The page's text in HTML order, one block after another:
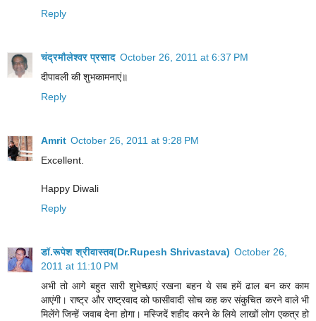
Reply
चंद्रमौलेश्वर प्रसाद October 26, 2011 at 6:37 PM
दीपावली की शुभकामनाएं॥
Reply
Amrit October 26, 2011 at 9:28 PM
Excellent.
Happy Diwali
Reply
डॉ.रूपेश श्रीवास्तव(Dr.Rupesh Shrivastava) October 26,
2011 at 11:10 PM
अभी तो आगे बहुत सारी शुभेच्छाएं रखना बहन ये सब हमें ढाल बन कर काम
आएंगी। राष्ट्र और राष्ट्रवाद को फासीवादी सोच कह कर संकुचित करने वाले भी
मिलेंगे जिन्हें जवाब देना होगा। मस्जिदें शहीद करने के लिये लाखों लोग एकत्र हो